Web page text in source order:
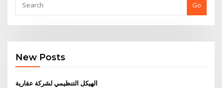
Go
New Posts
الهيكل التنظيمي لشركة عقارية